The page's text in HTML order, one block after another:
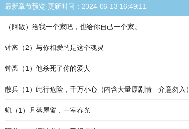
最新章节预览 更新时间：2024-06-13 16:49:11
（阿散）给我一个家吧，也给你自己一个家。
钟离（2）与你相爱的是这个魂灵
钟离（1）他杀死了你的爱人
散兵（1）此行危险，千万小心（内含大量原剧情，介意勿入）
魈（1）月落屋窗，一室春光